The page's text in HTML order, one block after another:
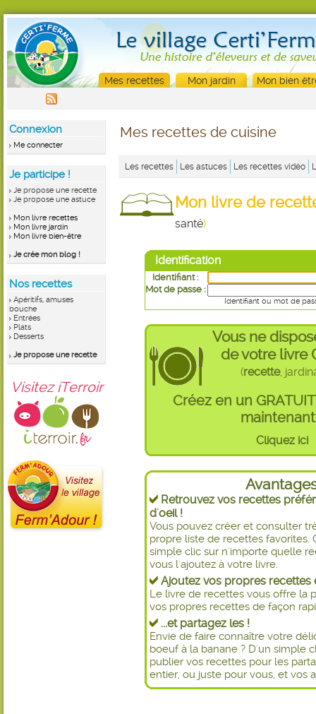
Mes recettes Mon jardin Mon bien
Connexion
Me connecter
Je participe !
Je propose une recette
Je propose une astuce
Mon livre recettes
Mon livre jardin
Mon livre bien-être
Je crée mon blog !
Nos recettes
Apéritifs, amuses
bouche
Entrées
Plats
Desserts
Je propose une recette
Visitez iTerroir
Mes recettes de cuisine
Les recettes Les astuces Les recettes vidéo
Mon livre de
santé)
Identification
Identifiant :
Mot de passe :
Identifiant ou mot de
Vous ne
de votre livre
(recette,
Créez en un
Cliquez ici
Retrouvez vos recettes
d'oeil !
Vous pouvez créer et consulter
propre liste de recettes favorites.
simple clic sur n'importe quelle
vous l'ajoutez à votre livre.
Ajoutez vos propres recettes
Le livre de recettes vous offre la
vos propres recettes de façon
...et partagez les !
Envie de faire connaître votre
boeuf à la banane ? D'un simple
publier vos recettes pour les
entier, ou juste pour vous, et vos